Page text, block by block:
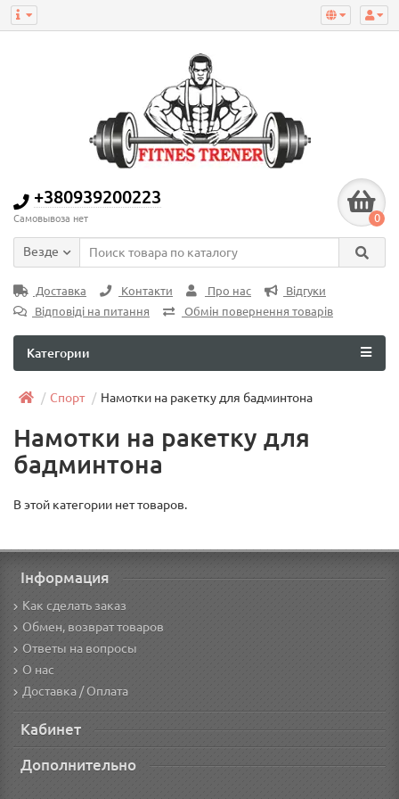
+380939200223
Самовывоза нет 0
Везде
Доставка Контакти Про нас
Відгуки
Відповіді на питання
Обмін повернення товарів
Категории
Спорт Намотки на ракетку для бадминтона
Намотки на ракетку для
бадминтона
В этой категории нет товаров.
Інформация
Как сделать заказ
Обмен, возврат товаров
Ответы на вопросы
О нас
Доставка / Оплата
Кабинет
Дополнительно